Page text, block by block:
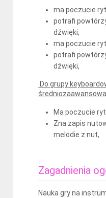
ma poczucie
potrafi
dźwięki,
ma poczucie
potrafi
dźwięki,
Do grupy
Ma poczucie
Zna zapis
melodie z nut,
Zagadnienia
Nauka gry na